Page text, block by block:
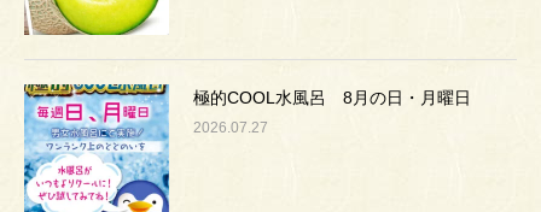
極的COOL水風呂 8月の日・月曜日
2026.07.27